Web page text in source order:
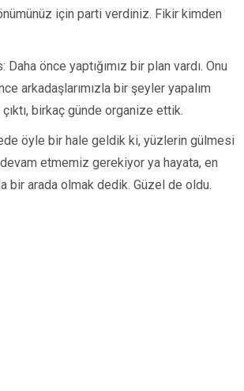
için parti verdiniz. Fikir kimden
Daha önce yaptığımız bir plan vardı. Onu
arkadaşlarımızla bir şeyler yapalım
birkaç günde organize ettik.
öyle bir hale geldik ki, yüzlerin gülmesi
etmemiz gerekiyor ya hayata, en
bir arada olmak dedik. Güzel de oldu.